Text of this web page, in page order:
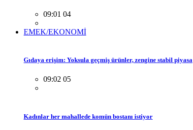
09:01 04
EMEK/EKONOMİ
Gıdaya erişim: Yoksula geçmiş ürünler, zengine stabil piyasa
09:02 05
Kadınlar her mahallede komün bostanı istiyor